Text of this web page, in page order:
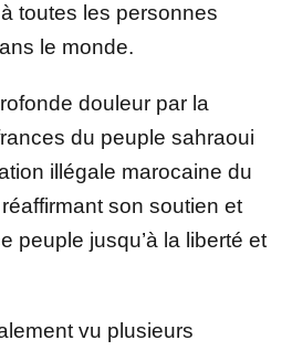
toutes les personnes
le monde.
douleur par la
du peuple sahraoui
illégale marocaine du
son soutien et
peuple jusqu’à la liberté et
vu plusieurs